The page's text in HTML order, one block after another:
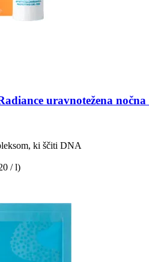
uravnotežena nočna
ki ščiti DNA
/ l)